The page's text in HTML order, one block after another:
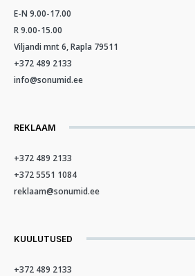
E-N 9.00-17.00
R 9.00-15.00
Viljandi mnt 6, Rapla 79511
+372 489 2133
info@sonumid.ee
REKLAAM
+372 489 2133
+372 5551 1084
reklaam@sonumid.ee
KUULUTUSED
+372 489 2133